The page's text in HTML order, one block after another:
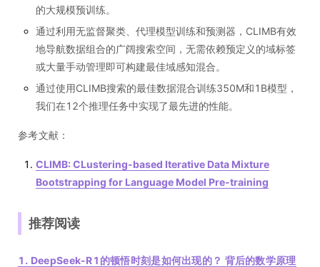
的大规模预训练。
通过利用无监督聚类、代理模型训练和预测器，CLIMB有效
地导航数据组合的广阔搜索空间，无需依赖预定义的域标签
或大量手动管理即可构建最佳域感知混合。
通过使用CLIMB搜索的最佳数据混合训练350M和1B模型，
我们在12个推理任务中实现了最先进的性能。
参考文献：
CLIMB: CLustering-based Iterative Data Mixture
Bootstrapping for Language Model Pre-training
推荐阅读
1. DeepSeek-R1的顿悟时刻是如何出现的？ 背后的数学原理